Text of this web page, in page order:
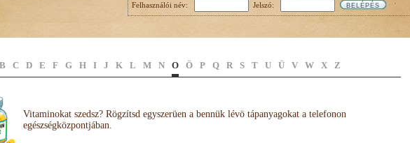
Felhasználói név: Jelszó:
B C D E F G H I J K L M N O Ö P Q R S T U Ü V W X Z
Vitaminokat szedsz? Rögzítsd egyszerüen a bennük lévö tápanyagokat a telefonon
egészségközpontjában.